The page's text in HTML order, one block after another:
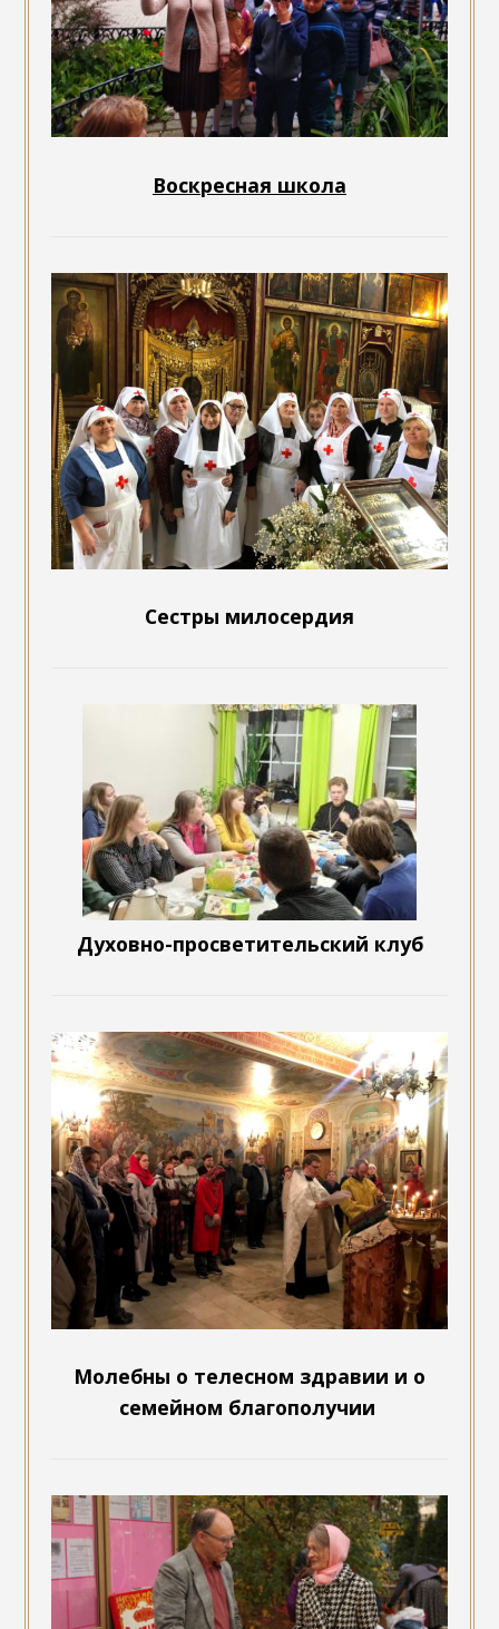
Воскресная школа
Сестры милосердия
Духовно-просветительский клуб
Молебны о телесном здравии и о
семейном благополучии